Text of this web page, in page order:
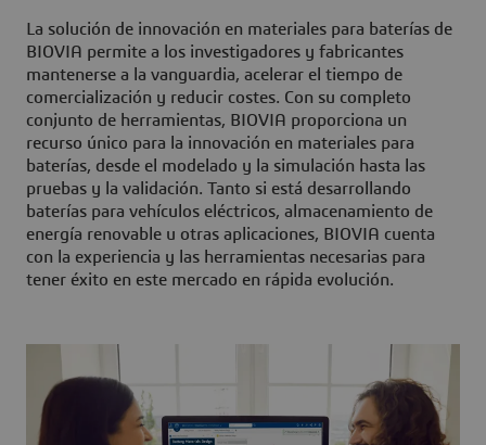
La solución de innovación en materiales para baterías de
BIOVIA permite a los investigadores y fabricantes
mantenerse a la vanguardia, acelerar el tiempo de
comercialización y reducir costes. Con su completo
conjunto de herramientas, BIOVIA proporciona un
recurso único para la innovación en materiales para
baterías, desde el modelado y la simulación hasta las
pruebas y la validación. Tanto si está desarrollando
baterías para vehículos eléctricos, almacenamiento de
energía renovable u otras aplicaciones, BIOVIA cuenta
con la experiencia y las herramientas necesarias para
tener éxito en este mercado en rápida evolución.